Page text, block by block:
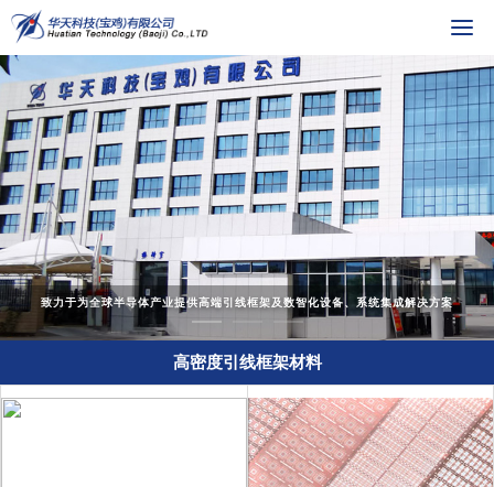
致力于为全球半导体产业提供高端引线框架及数智化设备、系统集成解决方案
高密度引线框架材料